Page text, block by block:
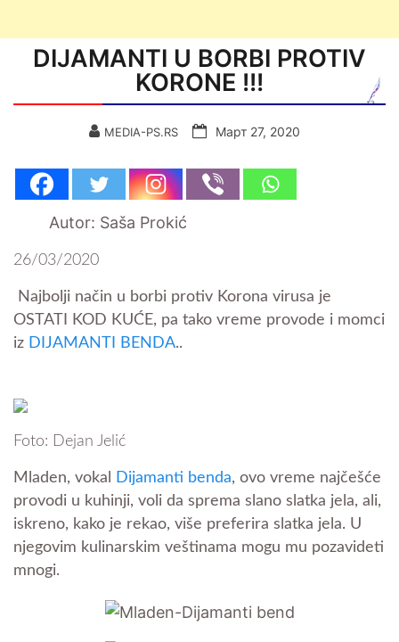
DIJAMANTI U BORBI PROTIV
KORONE !!!
MEDIA-PS.RS Март 27, 2020
Autor: Saša Prokić
26/03/2020
Najbolji način u borbi protiv Korona virusa je
OSTATI KOD KUĆE, pa tako vreme provode i momci
iz DIJAMANTI BENDA..
Foto: Dejan Jelić
Mladen, vokal Dijamanti benda, ovo vreme najčešće
provodi u kuhinji, voli da sprema slano slatka jela, ali,
iskreno, kako je rekao, više preferira slatka jela. U
njegovim kulinarskim veštinama mogu mu pozavideti
mnogi.